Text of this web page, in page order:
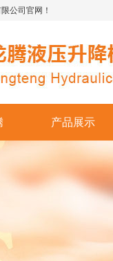
公司官网！
产品展示